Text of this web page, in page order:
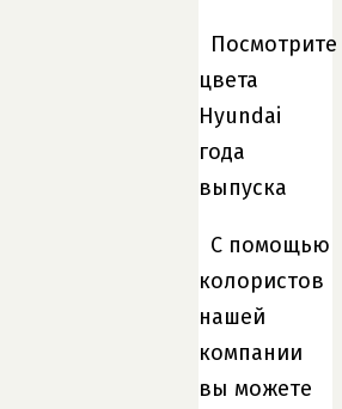
Посмотрите
цвета
Hyundai
года
выпуска
С помощью
колористов
нашей
компании
вы можете